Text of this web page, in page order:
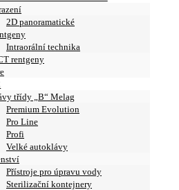
2D panoramatické
Intraorální technika
rentgeny
třídy „B“ Melag
Premium Evolution
Pro Line
Profi
Velké autoklávy
Přístroje pro úpravu vody
Sterilizační kontejnery